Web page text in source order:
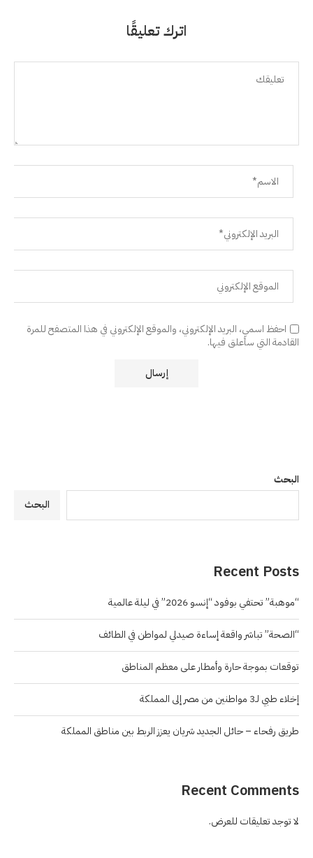
اترك تعليقًا
احفظ اسمي، البريد الإلكتروني، والموقع الإلكتروني في هذا المتصفح للمرة
القادمة التي سأعلق فيها.
البحث
البحث
Recent Posts
“موهبة” تحتفي بوفود “إنسو 2026” في ليلة عالمية
“الصحة” تباشر واقعة إساءة صيدلي لمواطن في الطائف
توقعات بموجة حارة وأمطار على معظم المناطق
إخلاء طبي لـ3 مواطنين من مصر إلى المملكة
طريق رفحاء – حائل الجديد شريان يعزز الربط بين مناطق المملكة
Recent Comments
لا توجد تعليقات للعرض.